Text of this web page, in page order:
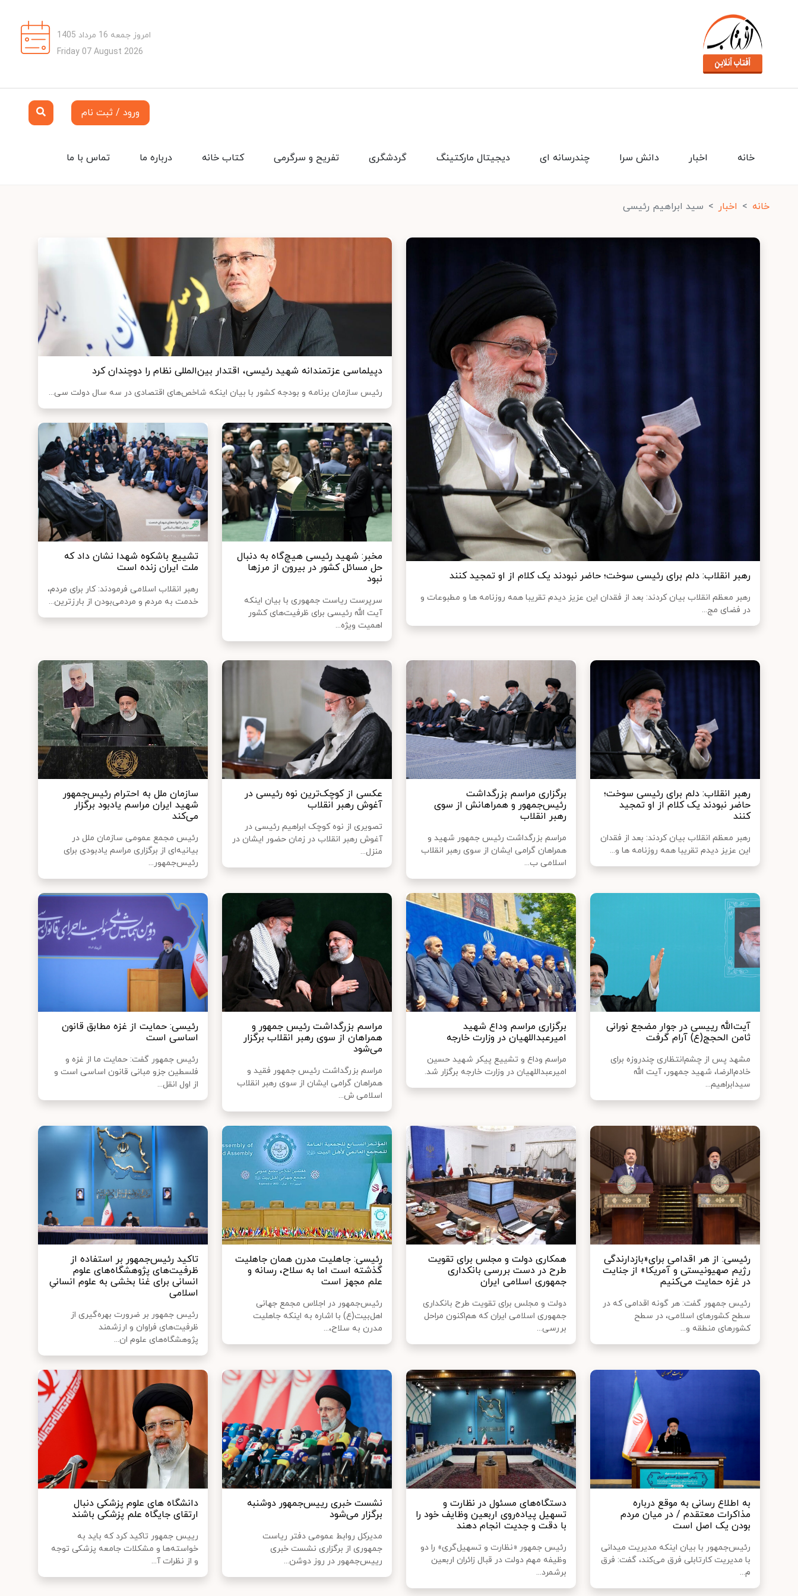
امروز جمعه 16 مرداد 1405
Friday 07 August 2026
ورود / ثبت نام
تماس با ما درباره ما کتاب خانه تفریح و سرگرمی گردشگری دیجیتال مارکتینگ چندرسانه ای دانش سرا اخبار خانه
خانه اخبار سید ابراهیم رئیسی
رهبر انقلاب: دلم برای رئیسی سوخت؛ حاضر نبودند یک کلام از او تمجید کنند
رهبر معظم انقلاب بیان کردند: بعد از فقدان این عزیز دیدم تقریبا همه روزنامه ها و مطبوعات و
در فضای مج...
دپیلماسی عزتمندانه شهید رئیسی، اقتدار بین‌المللی نظام را دوچندان کرد
رئیس سازمان برنامه و بودجه کشور با بیان اینکه شاخص‌های اقتصادی در سه سال دولت سی...
مخبر: شهید رئیسی هیچ‌گاه به دنبال
حل مسائل کشور در بیرون از مرزها
نبود
سرپرست ریاست جمهوری با بیان اینکه
آیت الله رئیسی برای ظرفیت‌های کشور
اهمیت ویژه‌...
تشییع باشکوه شهدا نشان داد که
ملت ایران زنده است
رهبر انقلاب اسلامی فرمودند: کار برای مردم،
خدمت به مردم و مردمی‌بودن از بارزترین...
رهبر انقلاب: دلم برای رئیسی سوخت؛
حاضر نبودند یک کلام از او تمجید
کنند
رهبر معظم انقلاب بیان کردند: بعد از فقدان
این عزیز دیدم تقریبا همه روزنامه ها و...
برگزاری مراسم بزرگداشت
رئیس‌جمهور و همراهانش از سوی
رهبر انقلاب
مراسم بزرگداشت رئیس جمهور شهید و
همراهان گرامی ایشان از سوی رهبر انقلاب
اسلامی ب...
عکسی از کوچک‌ترین نوه رئیسی در
آغوش رهبر انقلاب
تصویری از نوه کوچک ابراهیم رئیسی در
آغوش رهبر انقلاب در زمان حضور ایشان در
منزل...
سازمان ملل به احترام رئیس‌جمهور
شهید ایران مراسم یادبود برگزار
می‌کند
رئیس مجمع عمومی سازمان ملل در
بیانیه‌ای از برگزاری مراسم یادبودی برای
رئیس‌جمهور...
آیت‌الله رییسی در جوار مضجع نورانی
ثامن الحجج(ع) آرام گرفت
مشهد پس از چشم‌انتظاری چندروزه برای
خادم‌الرضا، شهید جمهور، آیت الله
سیدابراهیم...
برگزاری مراسم وداع شهید
امیرعبداللهیان در وزارت خارجه
مراسم وداع و تشییع پیکر شهید حسین
امیرعبداللهیان در وزارت خارجه برگزار شد.
مراسم بزرگداشت رئیس جمهور و
همراهان از سوی رهبر انقلاب برگزار
می‌شود
مراسم بزرگداشت رئیس جمهور فقید و
همراهان گرامی ایشان از سوی رهبر انقلاب
اسلامی ش...
رئیسی: حمایت از غزه مطابق قانون
اساسی است
رئیس جمهور گفت: حمایت ما از غزه و
فلسطین جزو مبانی قانون اساسی است و
از اول انقل...
رئیسی: از هر اقدامی برای«بازدارندگی
رژیم صهیونیستی و آمریکا» از جنایت
در غزه حمایت می‌کنیم
رئیس جمهور گفت: هر گونه اقدامی که در
سطح کشورهای اسلامی، در سطح
کشورهای منطقه و...
همکاری دولت و مجلس برای تقویت
طرح در دست بررسی بانکداری
جمهوری اسلامی ایران
دولت و مجلس برای تقویت طرح بانکداری
جمهوری اسلامی ایران که هم‌اکنون مراحل
بررسی...
رئیسی: جاهلیت مدرن همان جاهلیت
گذشته است اما به سلاح، رسانه و
علم مجهز است
رئیس‌جمهور در اجلاس مجمع جهانی
اهل‌بیت(ع) با اشاره به اینکه جاهلیت
مدرن به سلاح،...
تاکید رئیس‌جمهور بر استفاده از
ظرفیت‌های پژوهشگاه‌های علوم
انسانی برای غنا بخشی به علوم انسانیِ
اسلامی
رئیس جمهور بر ضرورت بهره‌گیری از
ظرفیت‌های فراوان و ارزشمند
پژوهشگاه‌های علوم ان...
به اطلاع رسانی به موقع درباره
مذاکرات معتقدم / در میان مردم
بودن یک اصل است
رئیس‌جمهور با بیان اینکه مدیریت میدانی
با مدیریت کارتابلی فرق می‌کند، گفت: فرق
م...
دستگاه‌های مسئول در نظارت و
تسهیل پیاده‌روی اربعین وظایف خود را
با دقت و جدیت انجام دهند
رئیس جمهور «نظارت و تسهیل‌گری» را دو
وظیفه مهم دولت در قبال زائران اربعین
برشمرد...
نشست خبری رییس‌جمهور دوشنبه
برگزار می‌شود
مدیرکل روابط عمومی دفتر ریاست
جمهوری از برگزاری نشست خبری
رییس‌جمهور در روز دوشن...
دانشگاه های علوم پزشکی دنبال
ارتقای جایگاه علم پزشکی باشند
رییس جمهور تاکید کرد که باید به
خواسته‌ها و مشکلات جامعه پزشکی توجه
و از نظرات آ...